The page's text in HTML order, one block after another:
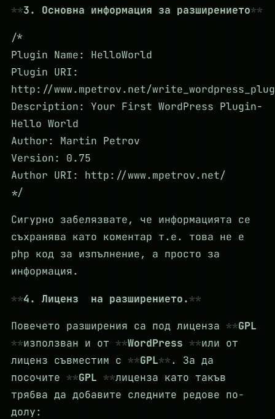
3. Основна информация за разширението
/*
Plugin Name: HelloWorld
Plugin URI:
http://www.mpetrov.net/
Description: Your First WordPress Plugin-
Hello World
Author: Martin Petrov
Version: 0.75
Author URI: http://www.mpetrov.net/
*/
Сигурно забелязвате, че информацията се
съхранява като коментар т.е. това не е
php код за изпълнение, а просто за
информация.
4. Лиценз на разширението.
Повечето разширения са под лиценза
GPL
използван и от
WordPress
или от
лиценз съвместим с
GPL
. За да
посочите
GPL
лиценза като такъв
трябва да добавите следните редове по-
долу: